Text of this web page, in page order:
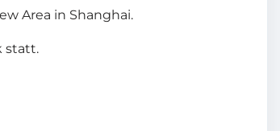
Area in Shanghai.
statt.